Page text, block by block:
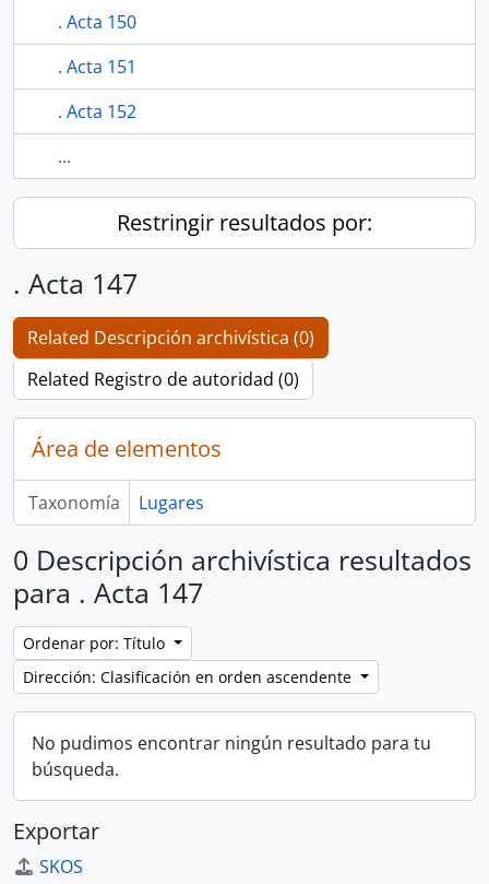
. Acta 150
. Acta 151
. Acta 152
...
Restringir resultados por:
. Acta 147
Related Descripción archivística (0)
Related Registro de autoridad (0)
Área de elementos
Taxonomía Lugares
0 Descripción archivística resultados
para . Acta 147
Ordenar por: Título
Dirección: Clasificación en orden ascendente
No pudimos encontrar ningún resultado para tu
búsqueda.
Exportar
SKOS